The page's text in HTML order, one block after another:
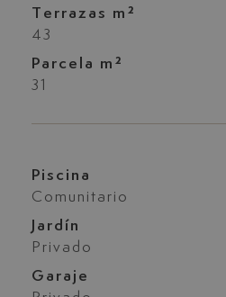
Terrazas m²
43
Parcela m²
31
Piscina
Comunitario
Jardín
Privado
Garaje